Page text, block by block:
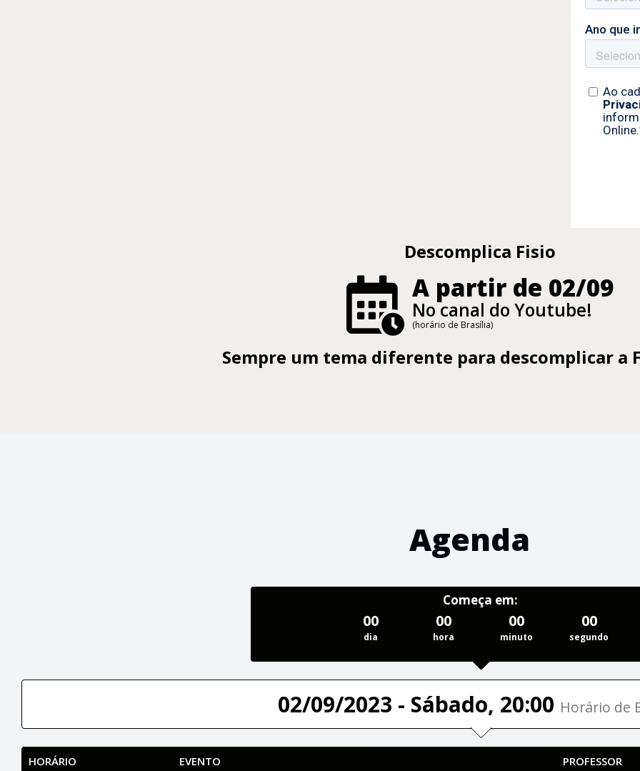
Descomplica Fisio
A partir de 02/09
No canal do Youtube!
(horário de Brasília)
Sempre um tema diferente para descomplicar a
Agenda
Começa em:
00
dia
00
hora
00
minuto
00
segundo
02/09/2023 - Sábado, 20:00 Horário de
HORÁRIO EVENTO PROFESSOR